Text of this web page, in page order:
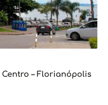
Centro – Florianópolis